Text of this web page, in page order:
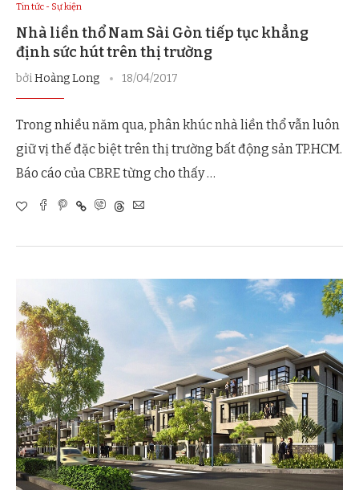
Tin tức - Sự kiện
Nhà liền thổ Nam Sài Gòn tiếp tục khẳng
định sức hút trên thị trường
bởiHoàng Long 18/04/2017
Trong nhiều năm qua, phân khúc nhà liền thổ vẫn luôn
giữ vị thế đặc biệt trên thị trường bất động sản TP.HCM.
Báo cáo của CBRE từng cho thấy …